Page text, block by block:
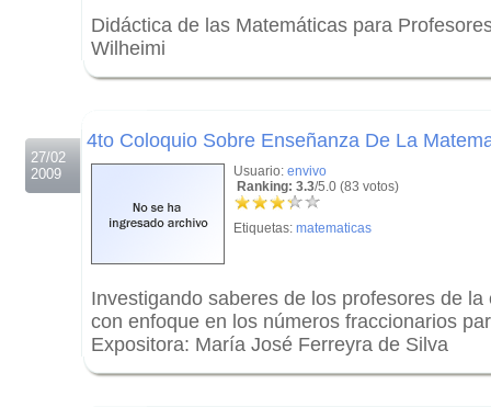
Didáctica de las Matemáticas para
Wilheimi
27/02
2009
4to Coloquio Sobre Enseñanza De La
Usuario: envivo
Ranking: 3.3/5.0 (83 votos)
Etiquetas: matematicas
Investigando saberes de los profesores de
con enfoque en los números fraccionarios
Expositora: María José Ferreyra de Silva